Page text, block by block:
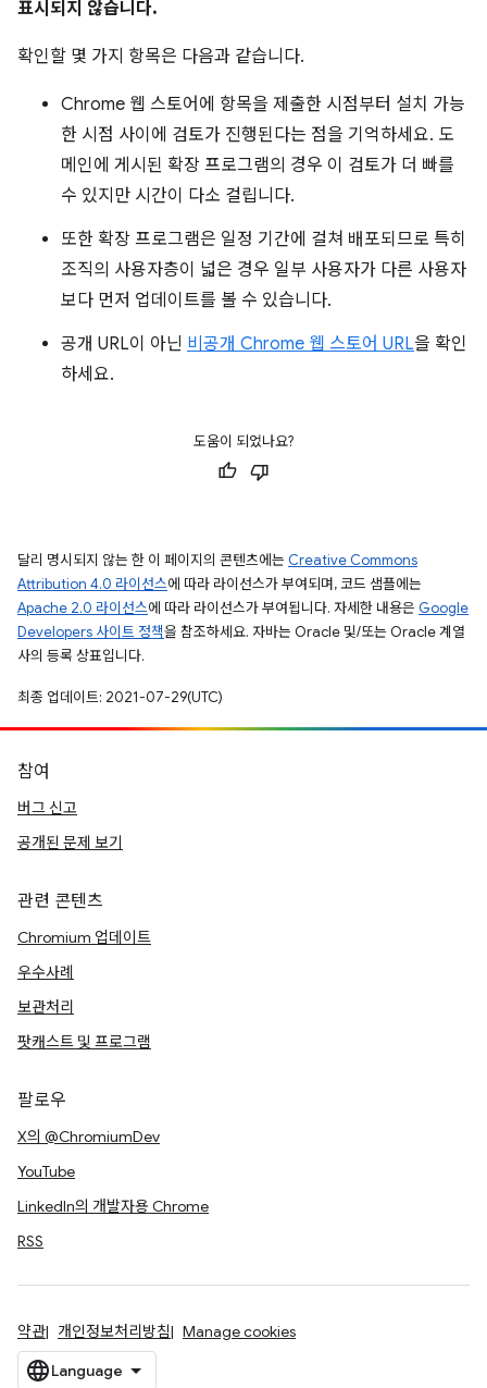
표시되지 않습니다.
확인할 몇 가지 항목은 다음과 같습니다.
Chrome 웹 스토어에 항목을 제출한 시점부터 설치 가능
한 시점 사이에 검토가 진행된다는 점을 기억하세요. 도
메인에 게시된 확장 프로그램의 경우 이 검토가 더 빠를
수 있지만 시간이 다소 걸립니다.
또한 확장 프로그램은 일정 기간에 걸쳐 배포되므로 특히
조직의 사용자층이 넓은 경우 일부 사용자가 다른 사용자
보다 먼저 업데이트를 볼 수 있습니다.
공개 URL이 아닌 비공개 Chrome 웹 스토어 URL을 확인
하세요.
도움이 되었나요?
달리 명시되지 않는 한 이 페이지의 콘텐츠에는 Creative Commons
Attribution 4.0 라이선스에 따라 라이선스가 부여되며, 코드 샘플에는
Apache 2.0 라이선스에 따라 라이선스가 부여됩니다. 자세한 내용은 Google
Developers 사이트 정책을 참조하세요. 자바는 Oracle 및/또는 Oracle 계열
사의 등록 상표입니다.
최종 업데이트: 2021-07-29(UTC)
참여
버그 신고
공개된 문제 보기
관련 콘텐츠
Chromium 업데이트
우수사례
보관처리
팟캐스트 및 프로그램
팔로우
X의 @ChromiumDev
YouTube
LinkedIn의 개발자용 Chrome
RSS
약관 개인정보처리방침 Manage cookies